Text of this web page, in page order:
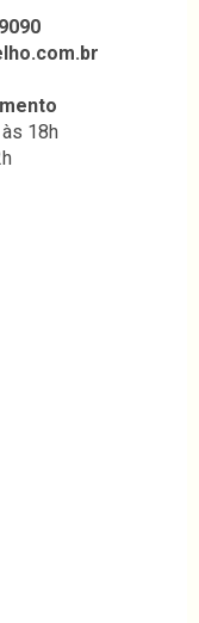
18h